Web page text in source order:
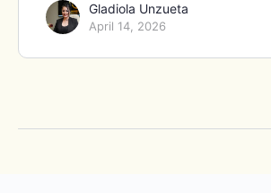
Gladiola Unzueta
April 14, 2026